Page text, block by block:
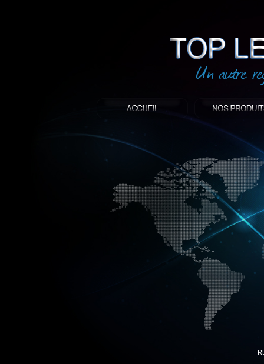
: Top led world
Produit décoratif led
Objet publicitaire led
éclairage blanc led
Enseigne publicitaire
Fabriquant et distributeur français
gamme à base de LED.
led, Topledworld, top led world, top
économie énergie, edf, lumière,